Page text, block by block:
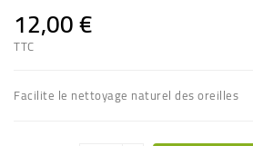
12,00 €
TTC
Facilite le nettoyage naturel des oreilles